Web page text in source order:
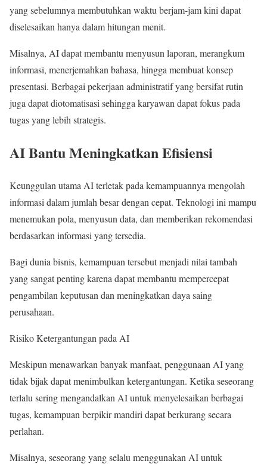
yang sebelumnya membutuhkan waktu berjam-jam kini dapat
diselesaikan hanya dalam hitungan menit.
Misalnya, AI dapat membantu menyusun laporan, merangkum
informasi, menerjemahkan bahasa, hingga membuat konsep
presentasi. Berbagai pekerjaan administratif yang bersifat rutin
juga dapat diotomatisasi sehingga karyawan dapat fokus pada
tugas yang lebih strategis.
AI Bantu Meningkatkan Efisiensi
Keunggulan utama AI terletak pada kemampuannya mengolah
informasi dalam jumlah besar dengan cepat. Teknologi ini mampu
menemukan pola, menyusun data, dan memberikan rekomendasi
berdasarkan informasi yang tersedia.
Bagi dunia bisnis, kemampuan tersebut menjadi nilai tambah
yang sangat penting karena dapat membantu mempercepat
pengambilan keputusan dan meningkatkan daya saing
perusahaan.
Risiko Ketergantungan pada AI
Meskipun menawarkan banyak manfaat, penggunaan AI yang
tidak bijak dapat menimbulkan ketergantungan. Ketika seseorang
terlalu sering mengandalkan AI untuk menyelesaikan berbagai
tugas, kemampuan berpikir mandiri dapat berkurang secara
perlahan.
Misalnya, seseorang yang selalu menggunakan AI untuk